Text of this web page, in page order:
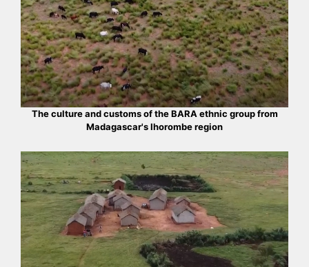
The culture and customs of the BARA ethnic group from
Madagascar's Ihorombe region